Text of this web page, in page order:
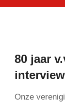
80 jaar
Onze